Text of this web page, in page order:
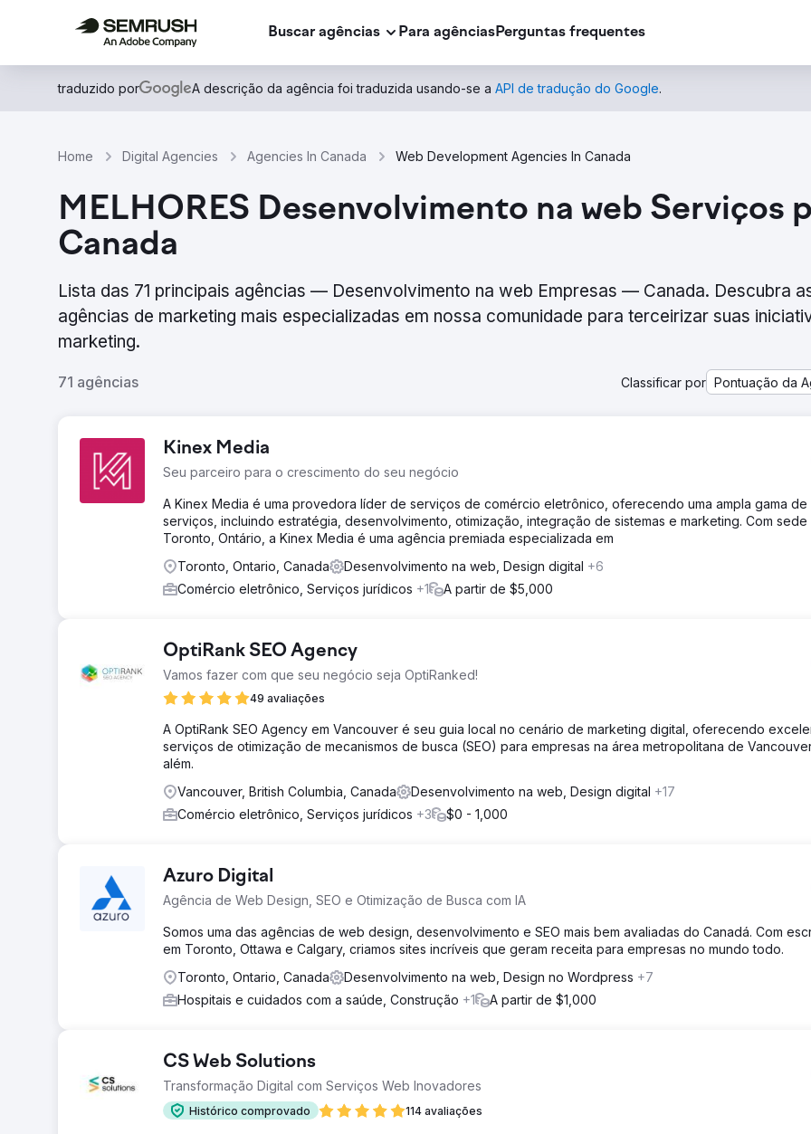
Buscar agências Para agênciasPerguntas frequentes
traduzido por A descrição da agência foi traduzida usando-se a API de tradução do Google.
Home Digital Agencies Agencies In Canada Web Development Agencies In Canada
MELHORES Desenvolvimento na web
Canada
Lista das 71 principais agências — Desenvolvimento na web Empresas — Canada. Descubra
agências de marketing mais especializadas em nossa comunidade para terceirizar suas
marketing.
71 agências Classificar por Pontuação da
Kinex Media
Seu parceiro para o crescimento do seu negócio
A Kinex Media é uma provedora líder de serviços de comércio eletrônico, oferecendo uma ampla gama de
serviços, incluindo estratégia, desenvolvimento, otimização, integração de sistemas e marketing. Com sede
Toronto, Ontário, a Kinex Media é uma agência premiada especializada em
Toronto, Ontario, Canada
Desenvolvimento na web, Design digital +6
Comércio eletrônico, Serviços jurídicos +1 A partir de $5,000
OptiRank SEO Agency
Vamos fazer com que seu negócio seja OptiRanked!
49 avaliações
A OptiRank SEO Agency em Vancouver é seu guia local no cenário de marketing digital, oferecendo
serviços de otimização de mecanismos de busca (SEO) para empresas na área metropolitana de
além.
Vancouver, British Columbia, Canada
Desenvolvimento na web, Design digital +17
Comércio eletrônico, Serviços jurídicos +3 $0 - 1,000
Azuro Digital
Agência de Web Design, SEO e Otimização de Busca com IA
Somos uma das agências de web design, desenvolvimento e SEO mais bem avaliadas do Canadá. Com
em Toronto, Ottawa e Calgary, criamos sites incríveis que geram receita para empresas no mundo todo.
Toronto, Ontario, Canada
Desenvolvimento na web, Design no Wordpress +7
Hospitais e cuidados com a saúde, Construção +1 A partir de $1,000
CS Web Solutions
Transformação Digital com Serviços Web Inovadores
Histórico comprovado 114 avaliações